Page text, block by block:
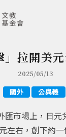
to
to Main
」拉開美
2025/05/13
國外 公與義
市場上，日元
左右，創下約